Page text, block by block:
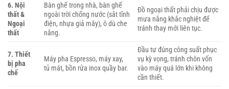
6. Nội
thất &
Ngoại
thất
Bàn ghế trong nhà, bàn ghế
ngoài trời chống nước (sắt tĩnh
điện, nhựa giả mây), ô dù che
nắng.
Đồ ngoại thất phải chịu được
mưa nắng khắc nghiệt để
tránh thay mới liên tục.
7. Thiết
bị pha
chế
Máy pha Espresso, máy xay,
tủ mát, bồn rửa inox quầy bar.
Đầu tư đúng công suất phục
vụ kỳ vọng, tránh chôn vốn
vào máy quá lớn khi không
cần thiết.